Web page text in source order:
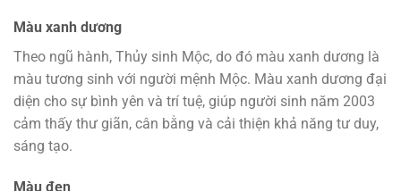
Màu xanh dương
Theo ngũ hành, Thủy sinh Mộc, do đó màu xanh dương là
màu tương sinh với người mệnh Mộc. Màu xanh dương đại
diện cho sự bình yên và trí tuệ, giúp người sinh năm 2003
cảm thấy thư giãn, cân bằng và cải thiện khả năng tư duy,
sáng tạo.
Màu đen